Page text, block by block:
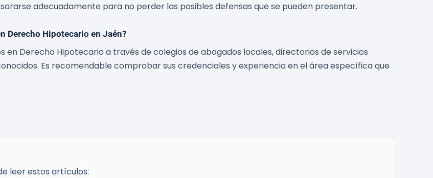
adecuadamente para no perder las posibles defensas que se pueden presentar.
Derecho Hipotecario en Jaén?
en Derecho Hipotecario a través de colegios de abogados locales, directorios de servicios
Es recomendable comprobar sus credenciales y experiencia en el área específica que
leer estos artículos: